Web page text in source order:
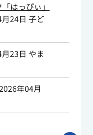
はっぴぃ」
24日 子ど
23日 やま
年04月